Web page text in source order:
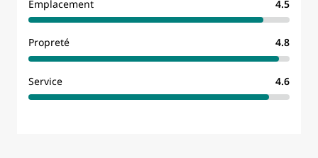
Emplacement 4.5
Propreté 4.8
Service 4.6